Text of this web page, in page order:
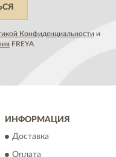
Конфиденциальности и
FREYA
ИНФОРМАЦИЯ
Доставка
Оплата